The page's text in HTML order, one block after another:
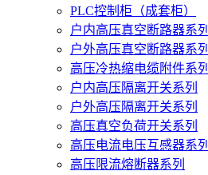
PLC控制柜（成套柜）
户内高压真空断路器系列
户外高压真空断路器系列
高压冷热缩电缆附件系列
户内高压隔离开关系列
户外高压隔离开关系列
高压真空负荷开关系列
高压电流电压互感器系列
高压限流熔断器系列